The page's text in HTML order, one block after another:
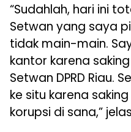
“Sudahlah, hari ini
Setwan yang saya
tidak main-main.
kantor karena
Setwan DPRD Riau.
ke situ karena
korupsi di sana,”